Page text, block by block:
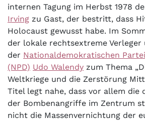
internen Tagung im Herbst 1978
Irving zu Gast, der bestritt, dass
Holocaust gewusst habe. Im
der lokale rechtsextreme Verleger
der Nationaldemokratischen
(NPD) Udo Walendy zum Thema
Weltkriege und die Zerstörung
Titel legt nahe, dass vor allem die
der Bombenangriffe im Zentrum
nicht die Massenvernichtung der